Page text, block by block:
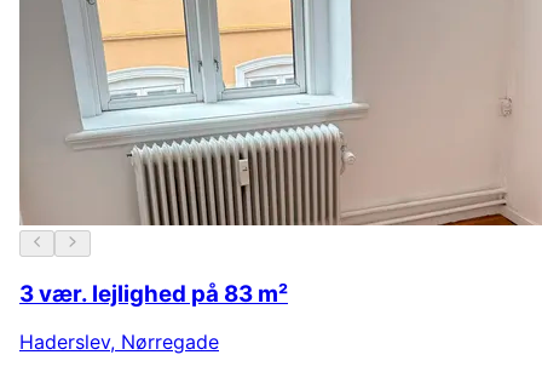
3 vær. lejlighed på 83 m²
Haderslev, Nørregade